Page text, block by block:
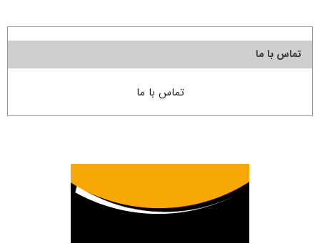
تماس با ما
تماس با ما